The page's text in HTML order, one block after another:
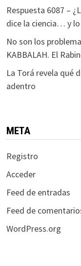
Respuesta 6087 –
dice la ciencia… y
No son los
KABBALAH. El
La Torá revela qué
adentro
META
Registro
Acceder
Feed de entradas
Feed de
WordPress.org